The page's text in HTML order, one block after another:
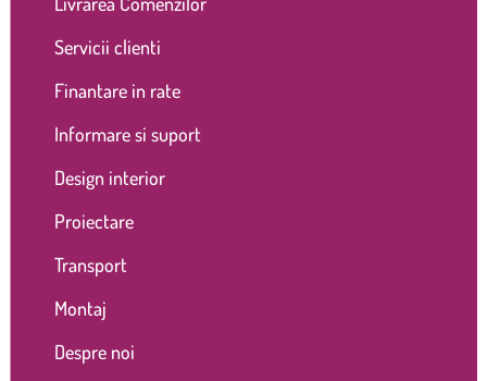
Servicii clienti
Finantare in rate
Informare si suport
Design interior
Proiectare
Transport
Montaj
Despre noi